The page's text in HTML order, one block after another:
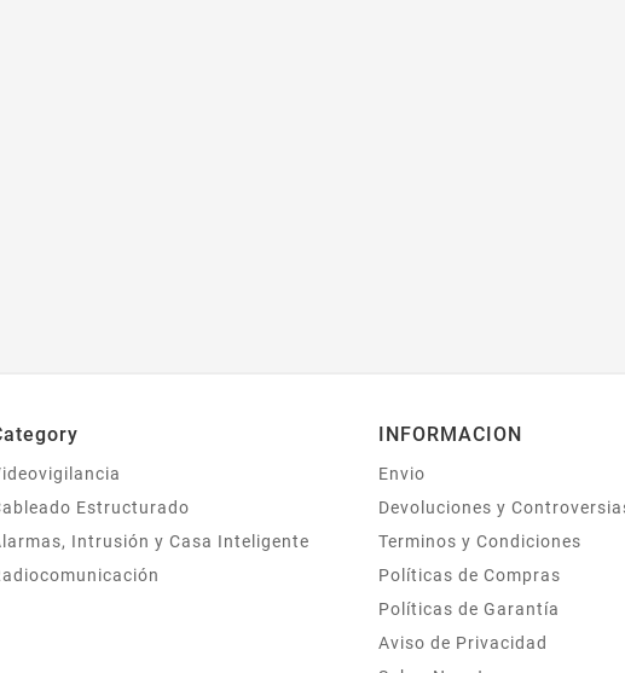
Estructurado
Intrusión y Casa Inteligente
INFORMACION
Envio
Devoluciones y
Terminos y Condiciones
Políticas de Compras
Políticas de Garantía
Aviso de Privacidad